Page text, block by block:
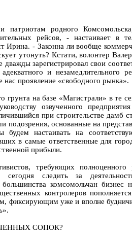
родного
рейсов, - настаивает в
Ирина. - Законна ли вообще
утонуть? Кстати, волонтер
зарегистрировал свои
и незамедлительного
проявление «свободного рынка».
грунта на базе «Магистрали» в те
озвученного
при строительстве дамб
подозрения, основанные на
будем настаивать на
в самые ответственные для
прибыли.
требующих полноценного
следить за
комсомольчан бизнес
контролеров
фиксирующим уже и вполне
СОПОК?